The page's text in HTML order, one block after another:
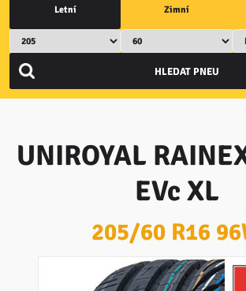
Letní Zimní
UNIROYAL
EVc XL
205/60 R16